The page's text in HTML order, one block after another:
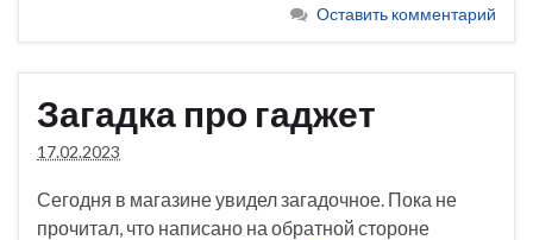
Оставить комментарий
Загадка про гаджет
17.02.2023
Сегодня в магазине увидел загадочное. Пока не
прочитал, что написано на обратной стороне